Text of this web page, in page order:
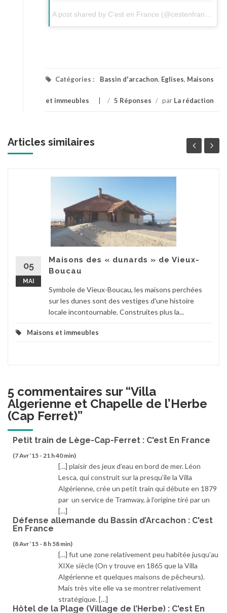
A post shared by C’est en France (@cestenfrance)
Catégories : Bassin d'arcachon, Eglises, Maisons
et immeubles / 5 Réponses / par La rédaction
Articles similaires
05
MAI
Maisons des « dunards » de Vieux-
Boucau
Symbole de Vieux-Boucau, les maisons perchées
sur les dunes sont des vestiges d'une histoire
locale incontournable. Construites plus la...
Maisons et immeubles
5 commentaires sur “Villa
Algerienne et Chapelle de l’Herbe
(Cap Ferret)”
Petit train de Lège-Cap-Ferret : C'est En France
(7 Avr ’15 - 21 h 40 min)
[…] plaisir des jeux d’eau en bord de mer. Léon
Lesca, qui construit sur la presqu’ile la Villa
Algérienne, crée un petit train qui débute en 1879
par un service de Tramway, à l’origine tiré par un
[…]
Défense allemande du Bassin d’Arcachon : C'est
En France
(8 Avr ’15 - 8 h 58 min)
[…] fut une zone relativement peu habitée jusqu’au
XIXe siècle (On y trouve en 1865 que la Villa
Algérienne et quelques maisons de pêcheurs).
Mais très vite elle va se montrer relativement
stratégique. […]
Hôtel de la Plage (Village de l’Herbe) : C'est En